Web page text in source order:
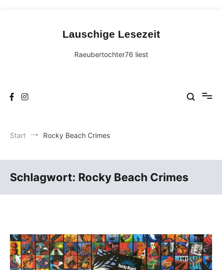
Lauschige Lesezeit
Raeubertochter76 liest
Start Rocky Beach Crimes
Schlagwort: Rocky Beach Crimes